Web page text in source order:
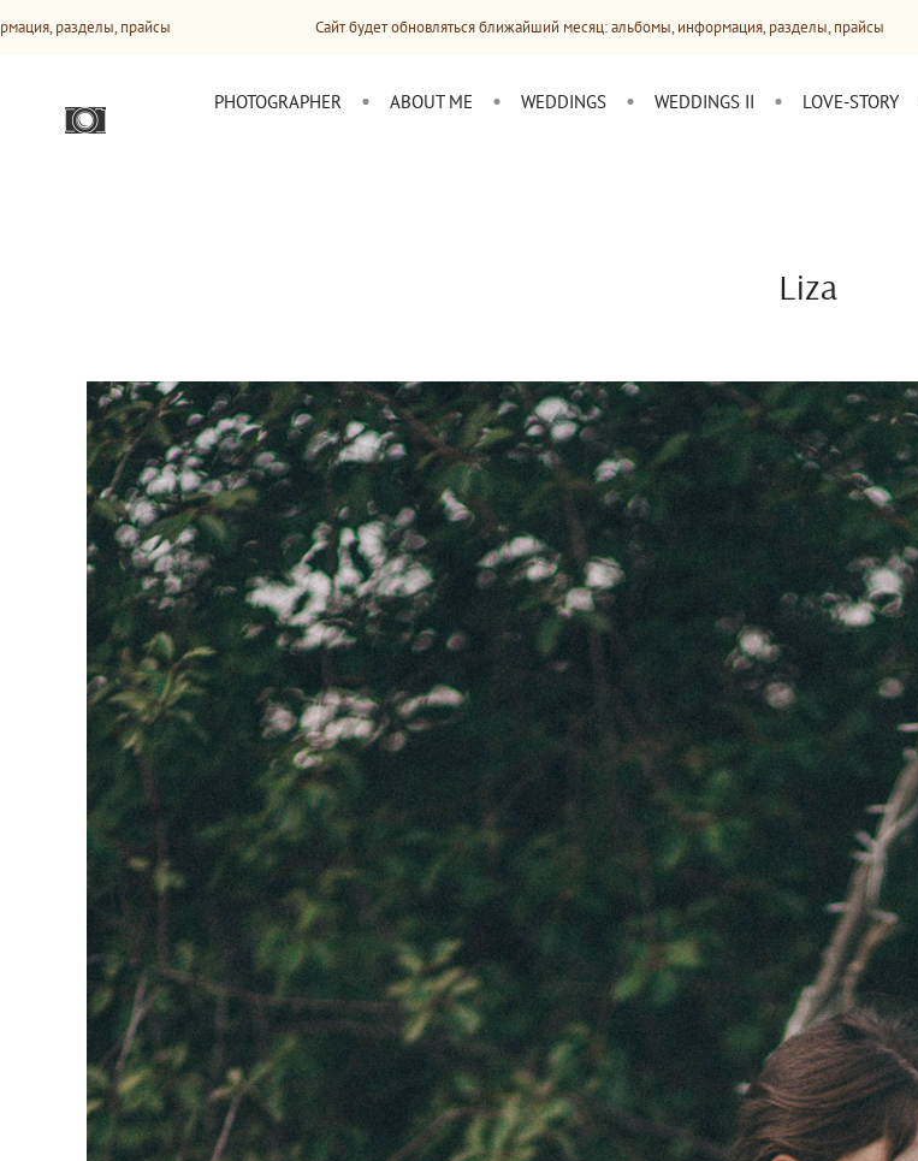
PHOTOGRAPHER ABOUT ME WEDDINGS WEDDINGS II LOVE-STORY
Liza
Сайт будет обновляться ближайший месяц: альбомы, информация, разделы, прайсы